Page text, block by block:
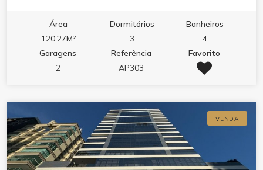
Área
120.27M²
Dormitórios
3
Banheiros
4
Garagens
2
Referência
AP303
Favorito
VENDA